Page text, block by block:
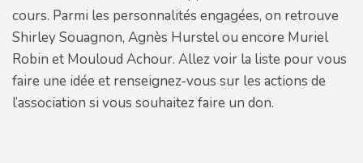
cours. Parmi les personnalités engagées, on retrouve
Shirley Souagnon, Agnès Hurstel ou encore Muriel
Robin et Mouloud Achour. Allez voir la liste pour vous
faire une idée et renseignez-vous sur les actions de
l’association si vous souhaitez faire un don.